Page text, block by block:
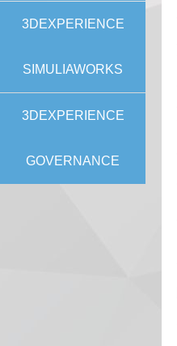
3DEXPERIENCE
SIMULIAWORKS
3DEXPERIENCE
GOVERNANCE